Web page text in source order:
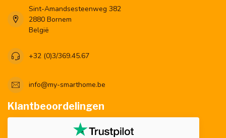
Sint-Amandsesteenweg 382
2880 Bornem
België
+32 (0)3/369.45.67
info@my-smarthome.be
Klantbeoordelingen